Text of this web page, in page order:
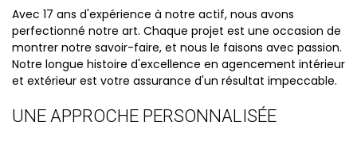
Avec 17 ans d'expérience à notre actif, nous avons
perfectionné notre art. Chaque projet est une occasion de
montrer notre savoir-faire, et nous le faisons avec passion.
Notre longue histoire d'excellence en agencement intérieur
et extérieur est votre assurance d'un résultat impeccable.
UNE APPROCHE PERSONNALISÉE